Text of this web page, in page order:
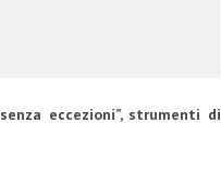
eccezioni”, strumenti di